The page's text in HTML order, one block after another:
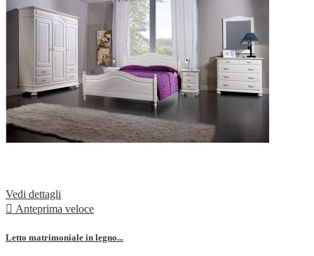
Vedi dettagli
 Anteprima veloce
Letto matrimoniale in legno...